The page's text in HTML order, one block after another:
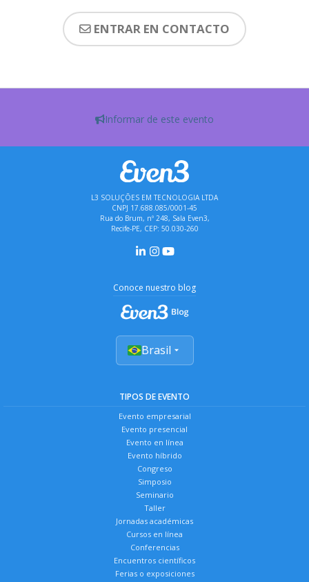
ENTRAR EN CONTACTO
Informar de este evento
L3 SOLUÇÕES EM TECNOLOGIA LTDA
CNPJ 17.688.085/0001-45
Rua do Brum, nº 248, Sala Even3,
Recife-PE, CEP: 50.030-260
Conoce nuestro blog
Brasil
TIPOS DE EVENTO
Evento empresarial
Evento presencial
Evento en línea
Evento híbrido
Congreso
Simposio
Seminario
Taller
Jornadas académicas
Cursos en línea
Conferencias
Encuentros científicos
Ferias o exposiciones